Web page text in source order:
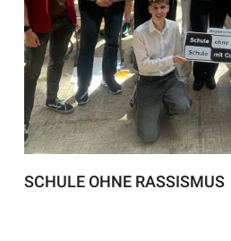
SCHULE OHNE RASSISMUS